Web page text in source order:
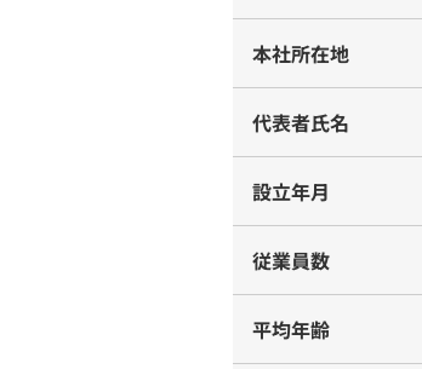
本社所在地
代表者氏名
設立年月
従業員数
平均年齢